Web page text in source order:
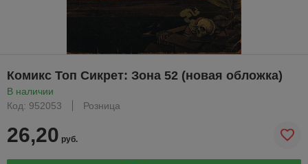
Комикс Топ Сикрет: Зона 52 (новая обложка)
В наличии
Код: 952053
Розница
26,20 руб.